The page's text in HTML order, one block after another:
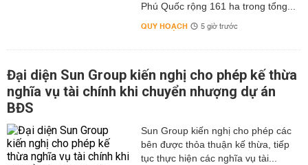
Phú Quốc rộng 161 ha trong tổng...
QUY HOẠCH 5 giờ trước
Đại diện Sun Group kiến nghị cho phép kế thừa
nghĩa vụ tài chính khi chuyển nhượng dự án
BĐS
Sun Group kiến nghị cho phép các
bên được thỏa thuận kế thừa, tiếp
tục thực hiện các nghĩa vụ tài...